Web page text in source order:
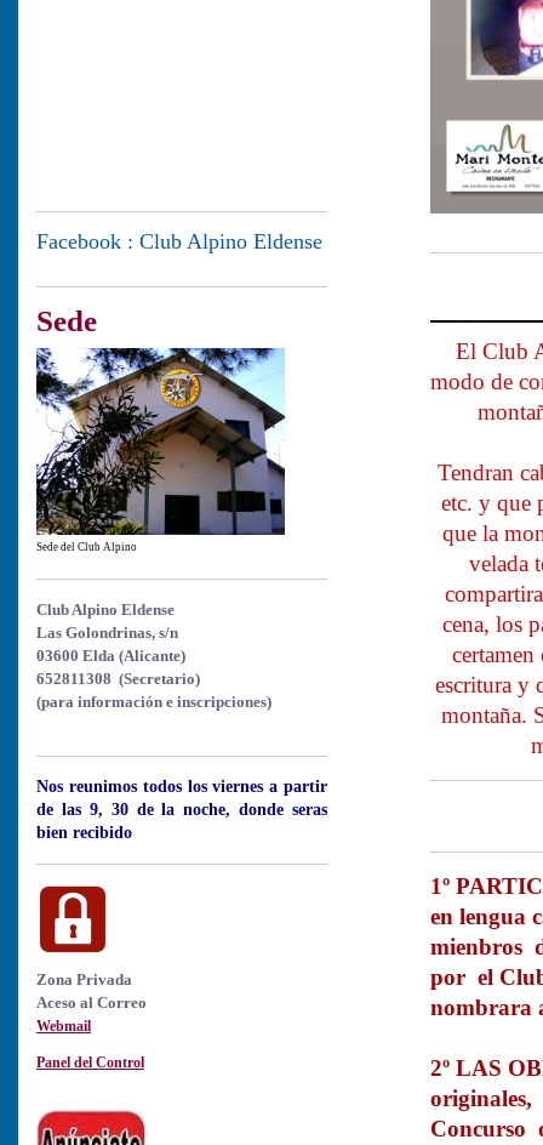
Facebook : Club Alpino Eldense
Sede
Sede del Club Alpino
Club Alpino Eldense
Las Golondrinas, s/n
03600 Elda (Alicante)
652811308 (Secretario)
(para información e inscripciones)
Nos reunimos todos los viernes a partir
de las 9, 30 de la noche, donde seras
bien recibido
Zona Privada
Aceso al Correo
Webmail
Panel del Control
El Club
modo de
Tendran
etc. y que
que la
velada
cena, los
certamen
escritura y
montaña.
1º
en lengua
mienbros
por el
nombrara
2º LAS
originales,
Concurso